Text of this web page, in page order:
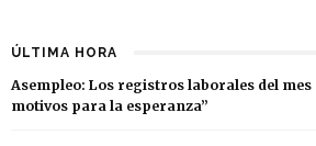
ÚLTIMA HORA
Asempleo: Los registros laborales del mes
motivos para la esperanza”